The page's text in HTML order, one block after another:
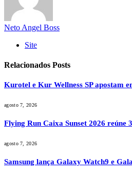
Neto Angel Boss
Site
Relacionados Posts
Kurotel e Kur Wellness SP apostam
agosto 7, 2026
Flying Run Caixa Sunset 2026 reúne
agosto 7, 2026
Samsung lança Galaxy Watch9 e